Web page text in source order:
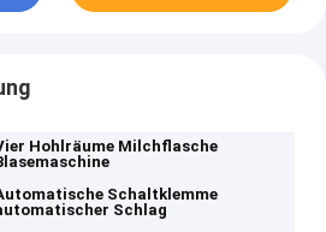
Hohlräume Milchflasche
Schaltklemme
Schlag